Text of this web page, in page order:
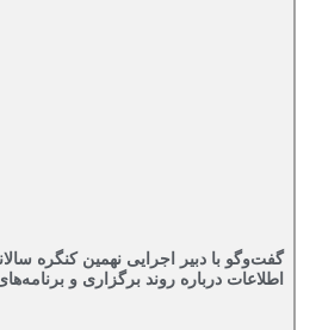
گفت‌وگو با دبیر اجرایی نهمین کنگره
اطلاعات درباره روند برگزاری و